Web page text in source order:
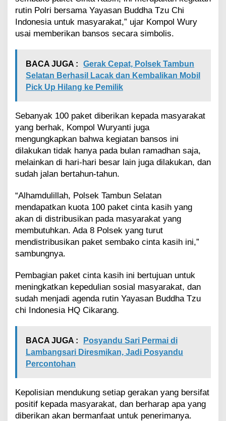
k
B
t
u
a
e
a
k
o
P
k
t
C
i
n
a
s
i
h
rutin Polri bersama Yayasan Buddha Tzu Chi
Indonesia untuk masyarakat,” ujar Kompol Wury
usai memberikan bansos secara simbolis.
BACA JUGA :
Gerak Cepat, Polsek Tambun
Selatan Berhasil Lacak dan Kembalikan Mobil
Pick Up Hilang ke Pemilik
Sebanyak 100 paket diberikan kepada masyarakat
yang berhak, Kompol Wuryanti juga
mengungkapkan bahwa kegiatan bansos ini
dilakukan tidak hanya pada bulan ramadhan saja,
melainkan di hari-hari besar lain juga dilakukan, dan
sudah jalan bertahun-tahun.
“Alhamdulillah, Polsek Tambun Selatan
mendapatkan kuota 100 paket cinta kasih yang
akan di distribusikan pada masyarakat yang
membutuhkan. Ada 8 Polsek yang turut
mendistribusikan paket sembako cinta kasih ini,”
sambungnya.
Pembagian paket cinta kasih ini bertujuan untuk
meningkatkan kepedulian sosial masyarakat, dan
sudah menjadi agenda rutin Yayasan Buddha Tzu
chi Indonesia HQ Cikarang.
BACA JUGA :
Posyandu Sari Permai di
Lambangsari Diresmikan, Jadi Posyandu
Percontohan
Kepolisian mendukung setiap gerakan yang bersifat
positif kepada masyarakat, dan berharap apa yang
diberikan akan bermanfaat untuk penerimanya.